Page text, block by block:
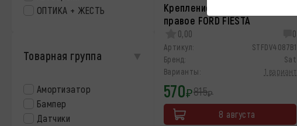
ОПТИКА + ЖЕСТЬ
Товарная группа
Амортизатор
Бампер
Датчики
Крепление заднего бампера
правое FORD FIESTA
0,00 0
Артикул:
STFDV4087B1
Бренд:
Sat
Варианты:
1 вариант
570₽815₽
8 августа